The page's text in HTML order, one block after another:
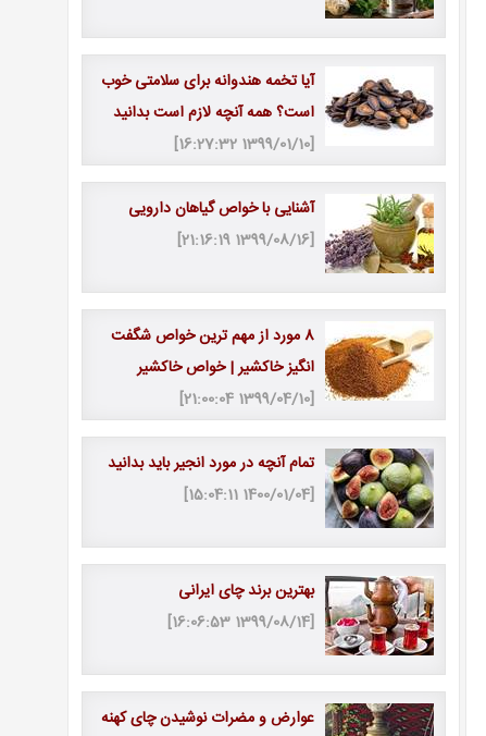
آیا تخمه هندوانه برای سلامتی خوب
است؟ همه آنچه لازم است بدانید
[1399/01/10 16:27:32]
آشنایی با خواص گیاهان دارویی
[1399/08/16 21:16:19]
8 مورد از مهم ترین خواص شگفت
انگیز خاکشیر | خواص خاکشیر
[1399/04/10 21:00:04]
تمام آنچه در مورد انجیر باید بدانید
[1400/01/04 15:04:11]
بهترین برند چای ایرانی
[1399/08/14 16:06:53]
عوارض و مضرات نوشیدن چای کهنه